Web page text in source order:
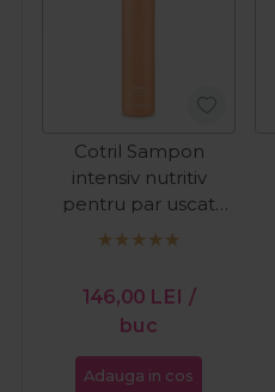
Cotril Sampon
intensiv nutritiv
pentru par uscat
Nutro High
146,00 LEI /
buc
Adauga in cos